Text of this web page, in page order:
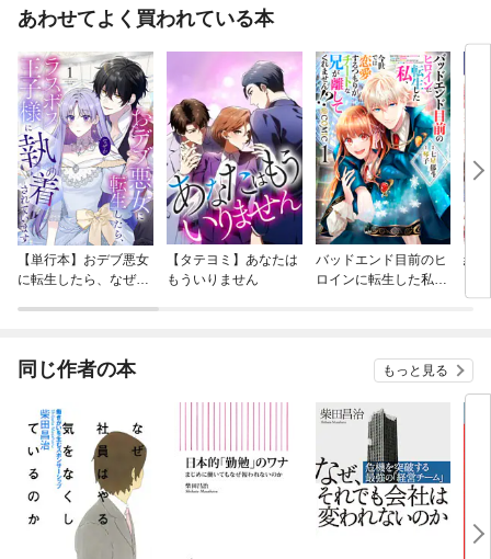
あわせてよく買われている本
【単行本】おデブ悪女
に転生したら、なぜか
【タテヨミ】あなたは
もういりません
バッドエンド目前のヒ
ロインに転生した私、
結
同じ作者の本 もっと見る